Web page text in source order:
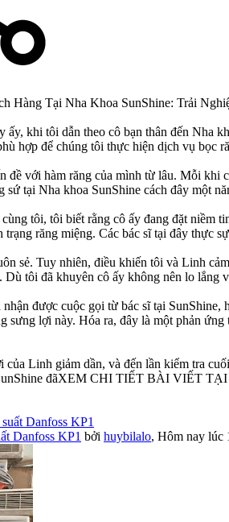
Hàng Tại Nha Khoa SunShine: Trải
ấy, khi tôi dẫn theo cô bạn thân đến Nha
hợp để chúng tôi thực hiện dịch vụ bọc
đề với hàm răng của mình từ lâu. Mỗi
tại Nha khoa SunShine cách đây một
tôi, tôi biết rằng cô ấy đang đặt niềm
trạng răng miệng. Các bác sĩ tại đây thực
sẻ. Tuy nhiên, điều khiến tôi và Linh
tôi đã khuyên cô ấy không nên lo
được cuộc gọi từ bác sĩ tại
sưng lợi này. Hóa ra, đây là một phản
của Linh giảm dần, và đến lần kiểm tra
đãXEM CHI TIẾT BÀI VIẾT
Danfoss KP1 bởi huybilalo, Hôm nay lúc